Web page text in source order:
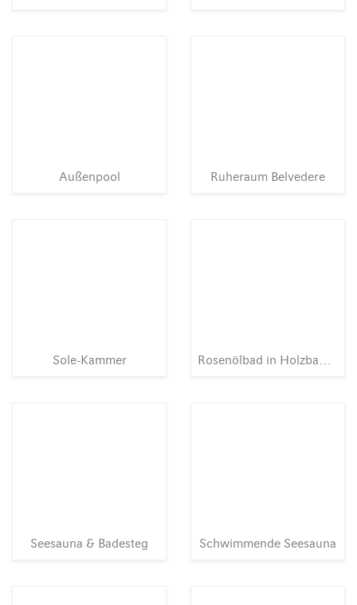
Außenpool Ruheraum Belvedere
Sole-Kammer Rosenölbad in Holzbadewanne
Seesauna & Badesteg Schwimmende Seesauna